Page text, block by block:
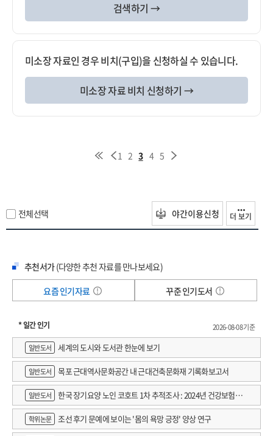
검색하기 →
미소장 자료인 경우 비치(구입)을 신청하실 수 있습니다.
미소장 자료 비치 신청하기 →
1 2 3 4 5
전체선택 야간이용신청 더 보기
추천서가(다양한 추천 자료를 만나보세요)
요즘 인기자료
꾸준 인기도서
* 일간 인기
2026-08-08 기준
일반도서
세계의 도시와 도서관 한눈에 보기
일반도서 목포 근대역사문화공간 내 근대건축문화재 기록화보고서
일반도서
한국 장기요양 노인 코호트 1차 추적조사 : 2024년 건강보험연
구원 정규연구보고서
학위논문 조선 후기 문예에 보이는 '몸의 욕망 긍정' 양상 연구